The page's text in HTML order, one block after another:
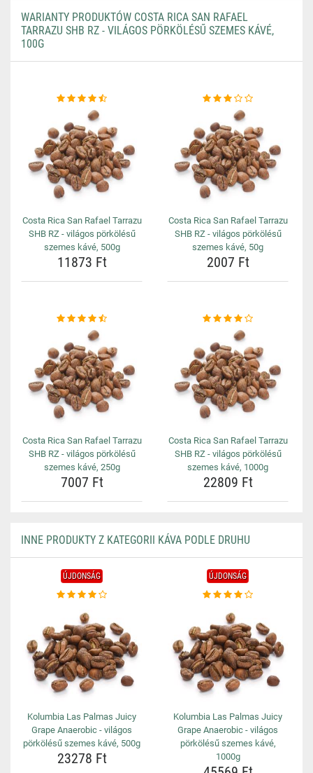
WARIANTY PRODUKTÓW COSTA RICA SAN RAFAEL
TARRAZU SHB RZ - VILÁGOS PÖRKÖLÉSŰ SZEMES KÁVÉ,
100G
Costa Rica San Rafael Tarrazu
SHB RZ - világos pörkölésű
szemes kávé, 500g
11873 Ft
Costa Rica San Rafael Tarrazu
SHB RZ - világos pörkölésű
szemes kávé, 50g
2007 Ft
Costa Rica San Rafael Tarrazu
SHB RZ - világos pörkölésű
szemes kávé, 250g
7007 Ft
Costa Rica San Rafael Tarrazu
SHB RZ - világos pörkölésű
szemes kávé, 1000g
22809 Ft
INNE PRODUKTY Z KATEGORII KÁVA PODLE DRUHU
ÚJDONSÁG
Kolumbia Las Palmas Juicy
Grape Anaerobic - világos
pörkölésű szemes kávé, 500g
23278 Ft
ÚJDONSÁG
Kolumbia Las Palmas Juicy
Grape Anaerobic - világos
pörkölésű szemes kávé,
1000g